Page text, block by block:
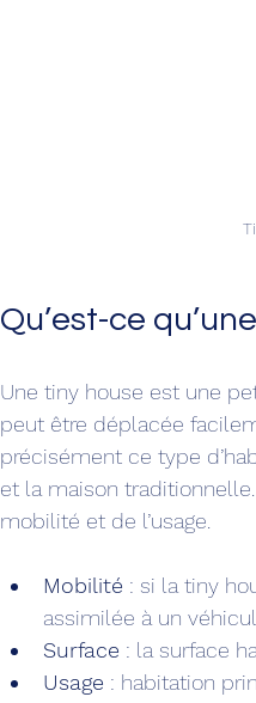
Qu’est-ce
Une tiny house est une
peut être déplacée
précisément ce type
et la maison
mobilité et de l’usage.
Mobilité : si la tiny
assimilée à un
Surface : la surface
Usage : habitation